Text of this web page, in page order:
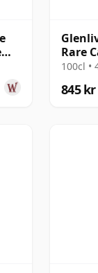
Rare
100cl •
845 kr